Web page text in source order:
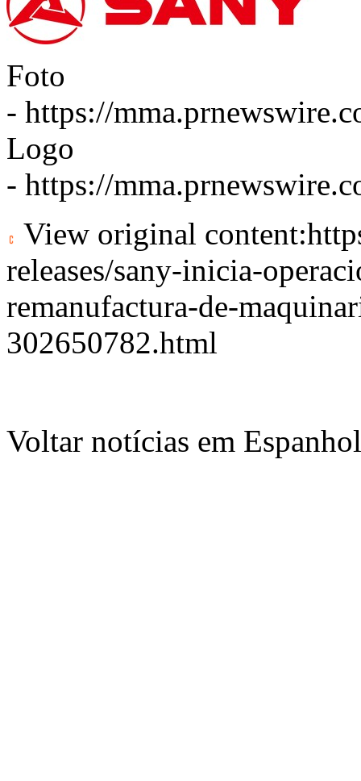
Foto
- https://
Logo
- https://
View original content:
releases/sany-inicia-
remanufactura-de-
302650782.html
Voltar notícias em Espanhol